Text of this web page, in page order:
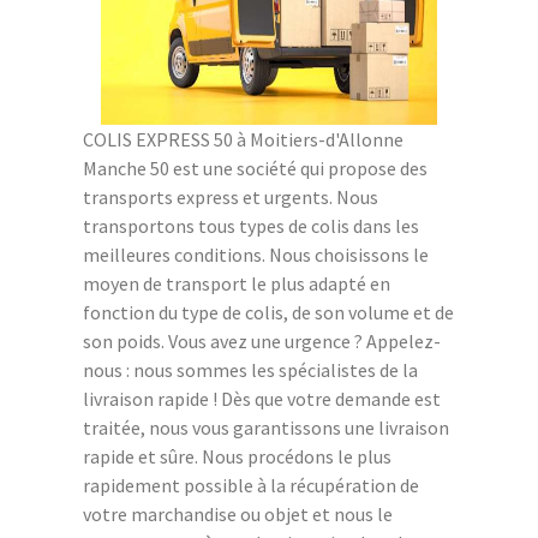
COLIS EXPRESS 50 à Moitiers-d'Allonne
Manche 50 est une société qui propose des
transports express et urgents. Nous
transportons tous types de colis dans les
meilleures conditions. Nous choisissons le
moyen de transport le plus adapté en
fonction du type de colis, de son volume et de
son poids. Vous avez une urgence ? Appelez-
nous : nous sommes les spécialistes de la
livraison rapide ! Dès que votre demande est
traitée, nous vous garantissons une livraison
rapide et sûre. Nous procédons le plus
rapidement possible à la récupération de
votre marchandise ou objet et nous le